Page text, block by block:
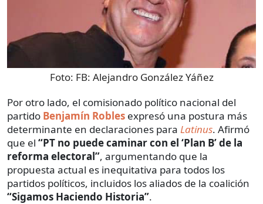
Foto: FB: Alejandro González Yáñez
Por otro lado, el comisionado político nacional del
partido Benjamín Robles expresó una postura más
determinante en declaraciones para Latinus. Afirmó
que el “PT no puede caminar con el ‘Plan B’ de la
reforma electoral”, argumentando que la
propuesta actual es inequitativa para todos los
partidos políticos, incluidos los aliados de la coalición
“Sigamos Haciendo Historia”.